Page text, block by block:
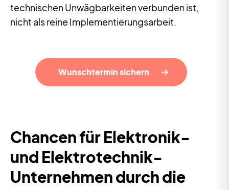
technischen Unwägbarkeiten verbunden ist,
nicht als reine Implementierungsarbeit.
Wunschtermin sichern
Chancen für Elektronik-
und Elektrotechnik-
Unternehmen durch die